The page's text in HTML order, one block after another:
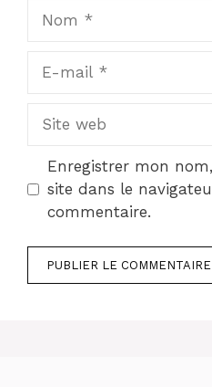
mail
web
Enregistrer mon
site dans le
commentaire.